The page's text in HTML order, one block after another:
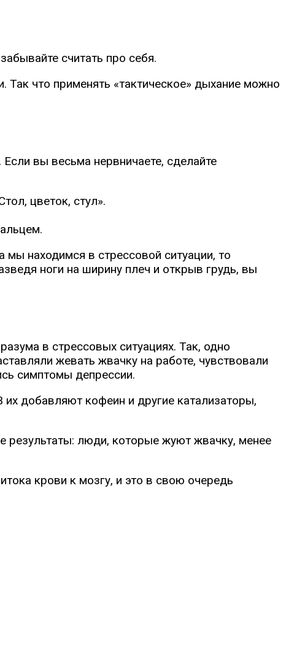
считать про себя.
Так что применять «тактическое» дыхание можно
вы весьма нервничаете, сделайте
цветок, стул».
находимся в стрессовой ситуации, то
ноги на ширину плеч и открыв грудь, вы
в стрессовых ситуациях. Так, одно
жевать жвачку на работе, чувствовали
симптомы депрессии.
добавляют кофеин и другие катализаторы,
результаты: люди, которые жуют жвачку, менее
крови к мозгу, и это в свою очередь